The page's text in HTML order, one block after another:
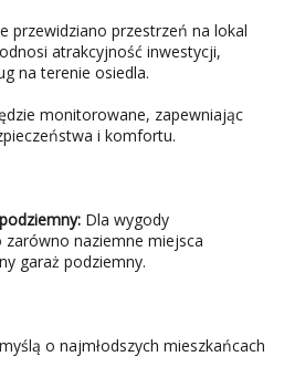
przewidziano przestrzeń na lokal
atrakcyjność inwestycji,
na terenie osiedla.
monitorowane, zapewniając
i komfortu.
Dla wygody
naziemne miejsca
garaż podziemny.
o najmłodszych mieszkańcach